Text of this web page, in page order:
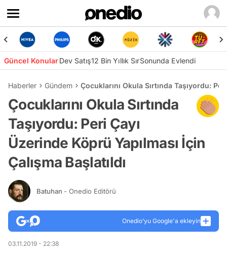
Güncel KonularDev Satış12 Bin Yıllık SırSonunda Evlendi
Haberler Gündem Çocuklarını Okula Sırtında Taşıyordu:
Çocuklarını Okula Sırtında
Taşıyordu: Peri Çayı
Üzerinde Köprü Yapılması İçin
Çalışma Başlatıldı
Batuhan - Onedio Editörü
Onedio’yu Google'a ekleyin
03.11.2019 - 22:38